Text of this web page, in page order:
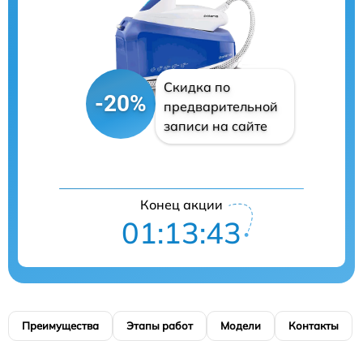
-20%
Скидка по
предварительной
записи на сайте
Конец акции
01:13:42
Преимущества Этапы работ Модели Контакты